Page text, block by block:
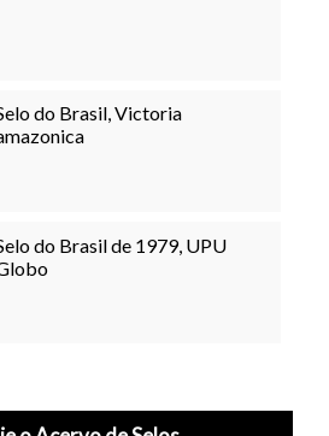
do Brasil, Victoria
do Brasil de 1979, UPU